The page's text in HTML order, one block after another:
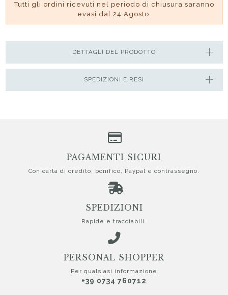
Tutti gli ordini ricevuti nel periodo di chiusura saranno
evasi dal 24 Agosto.
SPEDIZIONI E RESI
DETTAGLI DEL PRODOTTO
PAGAMENTI SICURI
Con carta di credito, bonifico, Paypal e contrassegno.
SPEDIZIONI
Rapide e tracciabili.
PERSONAL SHOPPER
Per qualsiasi informazione
+39 0734 760712